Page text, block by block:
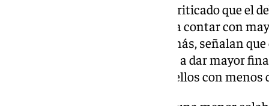
En la misma línea, el PSOE ha criticado que el
llegado de forma urgente «pese a contar con
Gobierno». Los socialistas, además, señalan
«el modelo del PP», que se limita a dar mayor
municipios y «maltratar» a aquellos con